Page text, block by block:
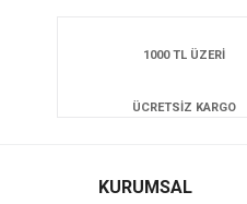
1000 TL ÜZERİ
ÜCRETSİZ KARGO
KURUMSAL